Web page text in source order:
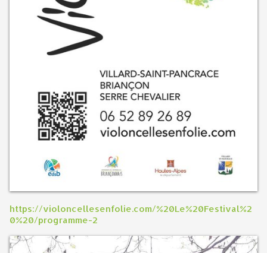
https://violoncellesenfolie.com/%20Le%20Festival%2
0%20/programme-2